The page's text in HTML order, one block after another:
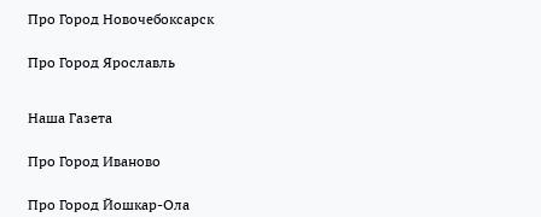
Про Город Новочебоксарск
Про Город Ярославль
Наша Газета
Про Город Иваново
Про Город Йошкар-Ола